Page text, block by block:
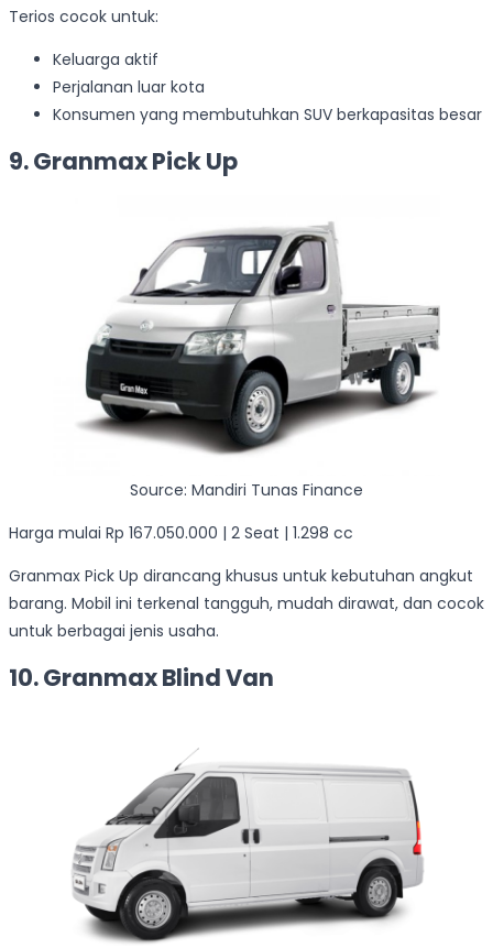
Terios cocok untuk:
Keluarga aktif
Perjalanan luar kota
Konsumen yang membutuhkan SUV berkapasitas besar
9. Granmax Pick Up
Source: Mandiri Tunas Finance
Harga mulai Rp 167.050.000 | 2 Seat | 1.298 cc
Granmax Pick Up dirancang khusus untuk kebutuhan angkut
barang. Mobil ini terkenal tangguh, mudah dirawat, dan cocok
untuk berbagai jenis usaha.
10. Granmax Blind Van